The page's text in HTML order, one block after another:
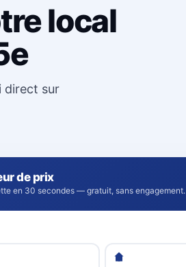
local
direct sur
de prix
en 30 secondes — gratuit, sans engagement.